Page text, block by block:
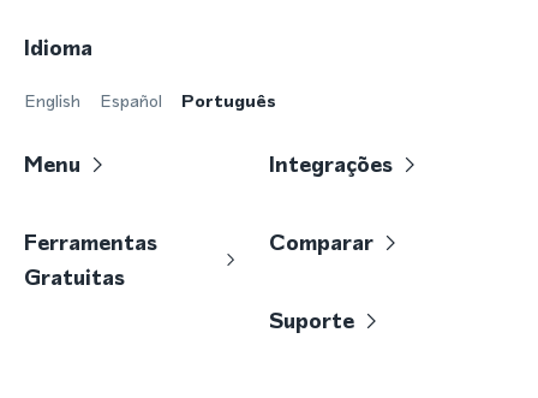
Idioma
English Español Português
Menu Integrações
Ferramentas
Gratuitas
Comparar
Suporte